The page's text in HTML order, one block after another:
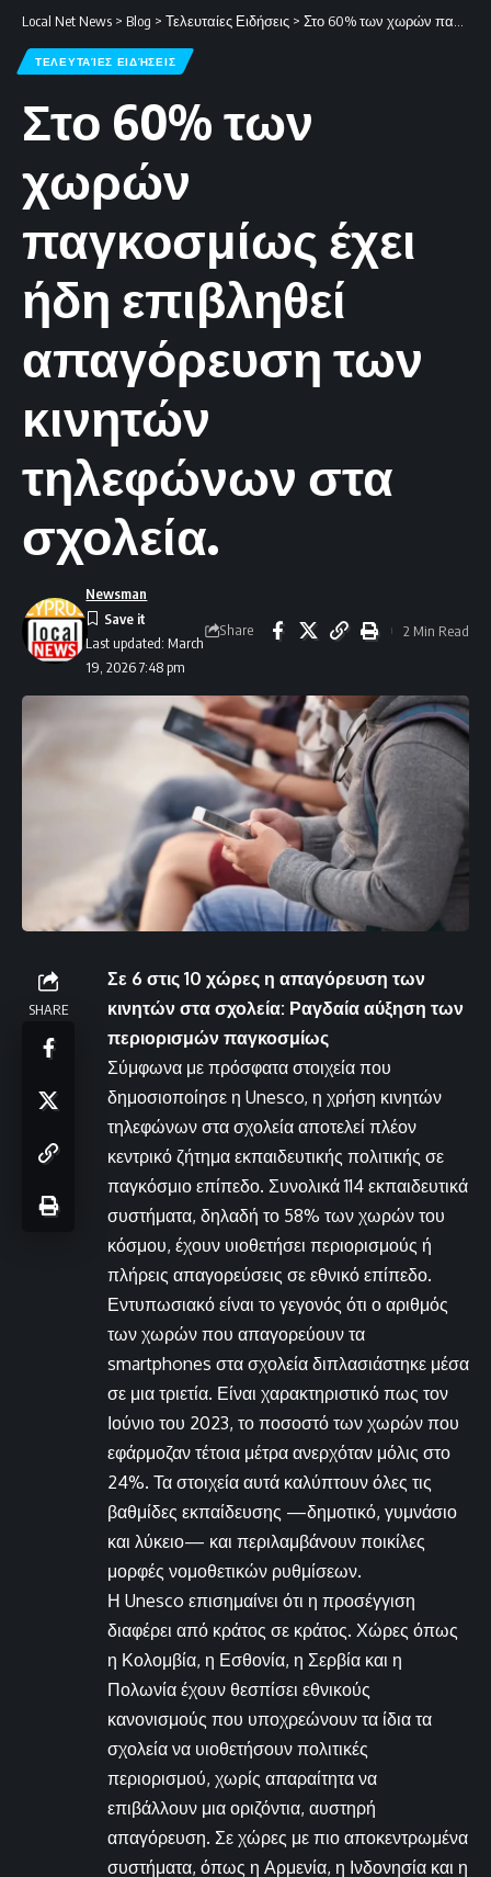
Local Net News > Blog > Τελευταίες Ειδήσεις > Στο 60% των χωρών παγκοσμίως έχει ήδη επιβληθεί απαγόρευση των κινητών τηλεφώνων στα σχολεία.
ΤΕΛΕΥΤΑΊΕΣ ΕΙΔΉΣΕΙΣ
Στο 60% των
χωρών
παγκοσμίως έχει
ήδη επιβληθεί
απαγόρευση των
κινητών
τηλεφώνων στα
σχολεία.
Last updated: March
19, 2026 7:48 pm
Newsman
Share 2 Min Read
SHARE
Σε 6 στις 10 χώρες η απαγόρευση των
κινητών στα σχολεία: Ραγδαία αύξηση των
περιορισμών παγκοσμίως
Σύμφωνα με πρόσφατα στοιχεία που
δημοσιοποίησε η Unesco, η χρήση κινητών
τηλεφώνων στα σχολεία αποτελεί πλέον
κεντρικό ζήτημα εκπαιδευτικής πολιτικής σε
παγκόσμιο επίπεδο. Συνολικά 114 εκπαιδευτικά
συστήματα, δηλαδή το 58% των χωρών του
κόσμου, έχουν υιοθετήσει περιορισμούς ή
πλήρεις απαγορεύσεις σε εθνικό επίπεδο.
Εντυπωσιακό είναι το γεγονός ότι ο αριθμός
των χωρών που απαγορεύουν τα
smartphones στα σχολεία διπλασιάστηκε μέσα
σε μια τριετία. Είναι χαρακτηριστικό πως τον
Ιούνιο του 2023, το ποσοστό των χωρών που
εφάρμοζαν τέτοια μέτρα ανερχόταν μόλις στο
24%. Τα στοιχεία αυτά καλύπτουν όλες τις
βαθμίδες εκπαίδευσης —δημοτικό, γυμνάσιο
και λύκειο— και περιλαμβάνουν ποικίλες
μορφές νομοθετικών ρυθμίσεων.
Η Unesco επισημαίνει ότι η προσέγγιση
διαφέρει από κράτος σε κράτος. Χώρες όπως
η Κολομβία, η Εσθονία, η Σερβία και η
Πολωνία έχουν θεσπίσει εθνικούς
κανονισμούς που υποχρεώνουν τα ίδια τα
σχολεία να υιοθετήσουν πολιτικές
περιορισμού, χωρίς απαραίτητα να
επιβάλλουν μια οριζόντια, αυστηρή
απαγόρευση. Σε χώρες με πιο αποκεντρωμένα
συστήματα, όπως η Αρμενία, η Ινδονησία και η